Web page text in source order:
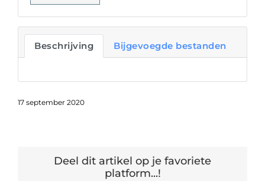
Beschrijving Bijgevoegde bestanden
17 september 2020
Deel dit artikel op je favoriete
platform...!